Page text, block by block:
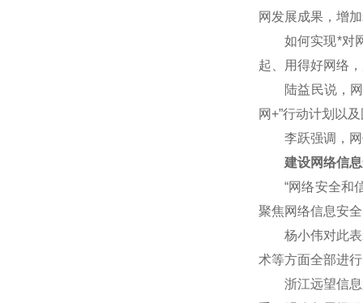
网发展成果，增
如何实现*对网
起、用得好网络
陆益民说，网
网+”行动计划以
李跃强调，网
建设网络信息
“网络安全和信
聚焦网络信息安
杨小伟对此表示
术等方面全部进
浙江远望信息股